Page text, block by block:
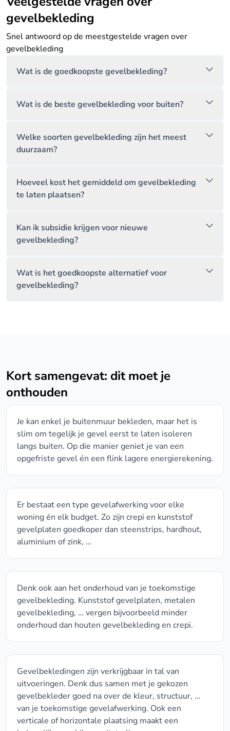
gevelbekleding
Snel antwoord op de meestgestelde vragen over
gevelbekleding
Wat is de goedkoopste gevelbekleding?
Wat is de beste gevelbekleding voor buiten?
Welke soorten gevelbekleding zijn het meest
duurzaam?
Hoeveel kost het gemiddeld om gevelbekleding
te laten plaatsen?
Kan ik subsidie krijgen voor nieuwe
gevelbekleding?
Wat is het goedkoopste alternatief voor
gevelbekleding?
Kort samengevat: dit moet je
onthouden
Je kan enkel je buitenmuur bekleden, maar het is
slim om tegelijk je gevel eerst te laten isoleren
langs buiten. Op die manier geniet je van een
opgefriste gevel én een flink lagere energierekening.
Er bestaat een type gevelafwerking voor elke
woning én elk budget. Zo zijn crepi en kunststof
gevelplaten goedkoper dan steenstrips, hardhout,
aluminium of zink, …
Denk ook aan het onderhoud van je toekomstige
gevelbekleding. Kunststof gevelplaten, metalen
gevelbekleding, … vergen bijvoorbeeld minder
onderhoud dan houten gevelbekleding en crepi.
Gevelbekledingen zijn verkrijgbaar in tal van
uitvoeringen. Denk dus samen met je gekozen
gevelbekleder goed na over de kleur, structuur, …
van je toekomstige gevelafwerking. Ook een
verticale of horizontale plaatsing maakt een